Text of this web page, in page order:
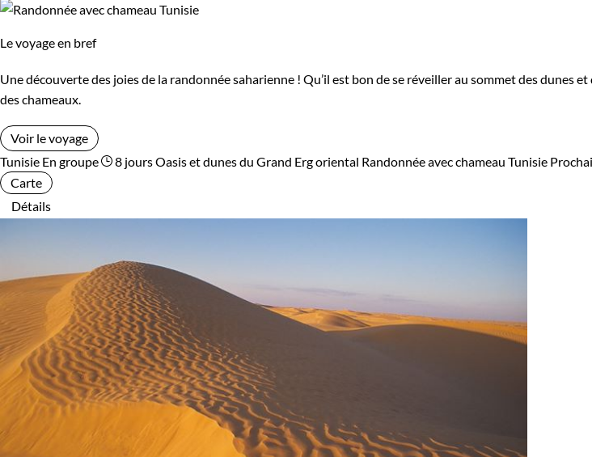
Le voyage en bref
Une découverte des joies de la randonnée saharienne ! Qu’il est bon de se réveiller au sommet des
des chameaux.
Voir le voyage
Tunisie En groupe 8 joursOasis et dunes du Grand Erg oriental Randonnée avec chameau Tunisie
Carte
Détails